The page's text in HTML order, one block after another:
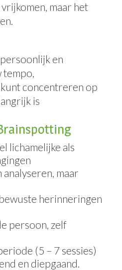
maar het
en
tempo,
concentreren op
is
lichamelijke als
analyseren, maar
herinneringen
persoon, zelf
(5 – 7 sessies)
en diepgaand.